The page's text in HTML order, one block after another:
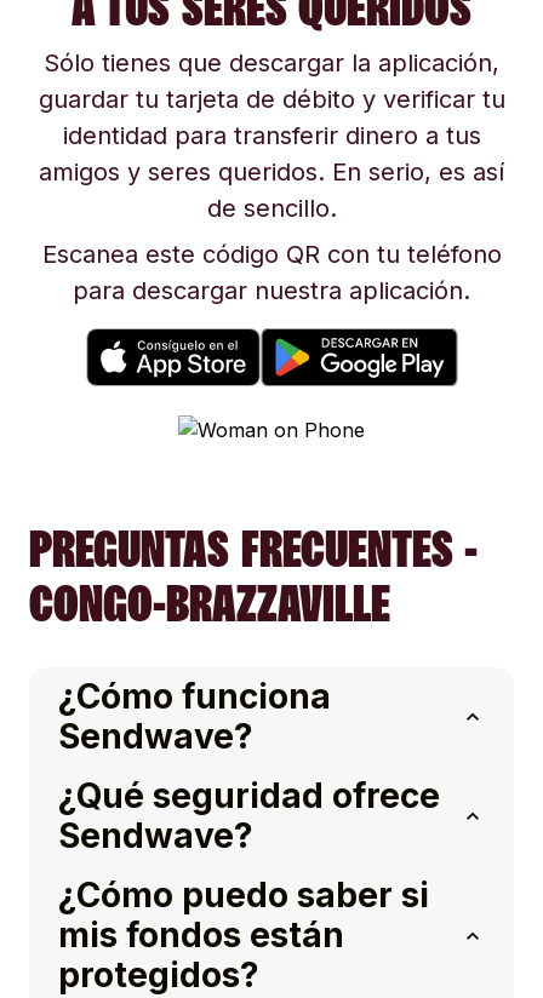
Sólo tienes que descargar la aplicación,
guardar tu tarjeta de débito y verificar tu
identidad para transferir dinero a tus
amigos y seres queridos. En serio, es así
de sencillo.
Escanea este código QR con tu teléfono
para descargar nuestra aplicación.
PREGUNTAS FRECUENTES -
CONGO-BRAZZAVILLE
¿Cómo funciona
Sendwave?
¿Qué seguridad ofrece
Sendwave?
¿Cómo puedo saber si
mis fondos están
protegidos?